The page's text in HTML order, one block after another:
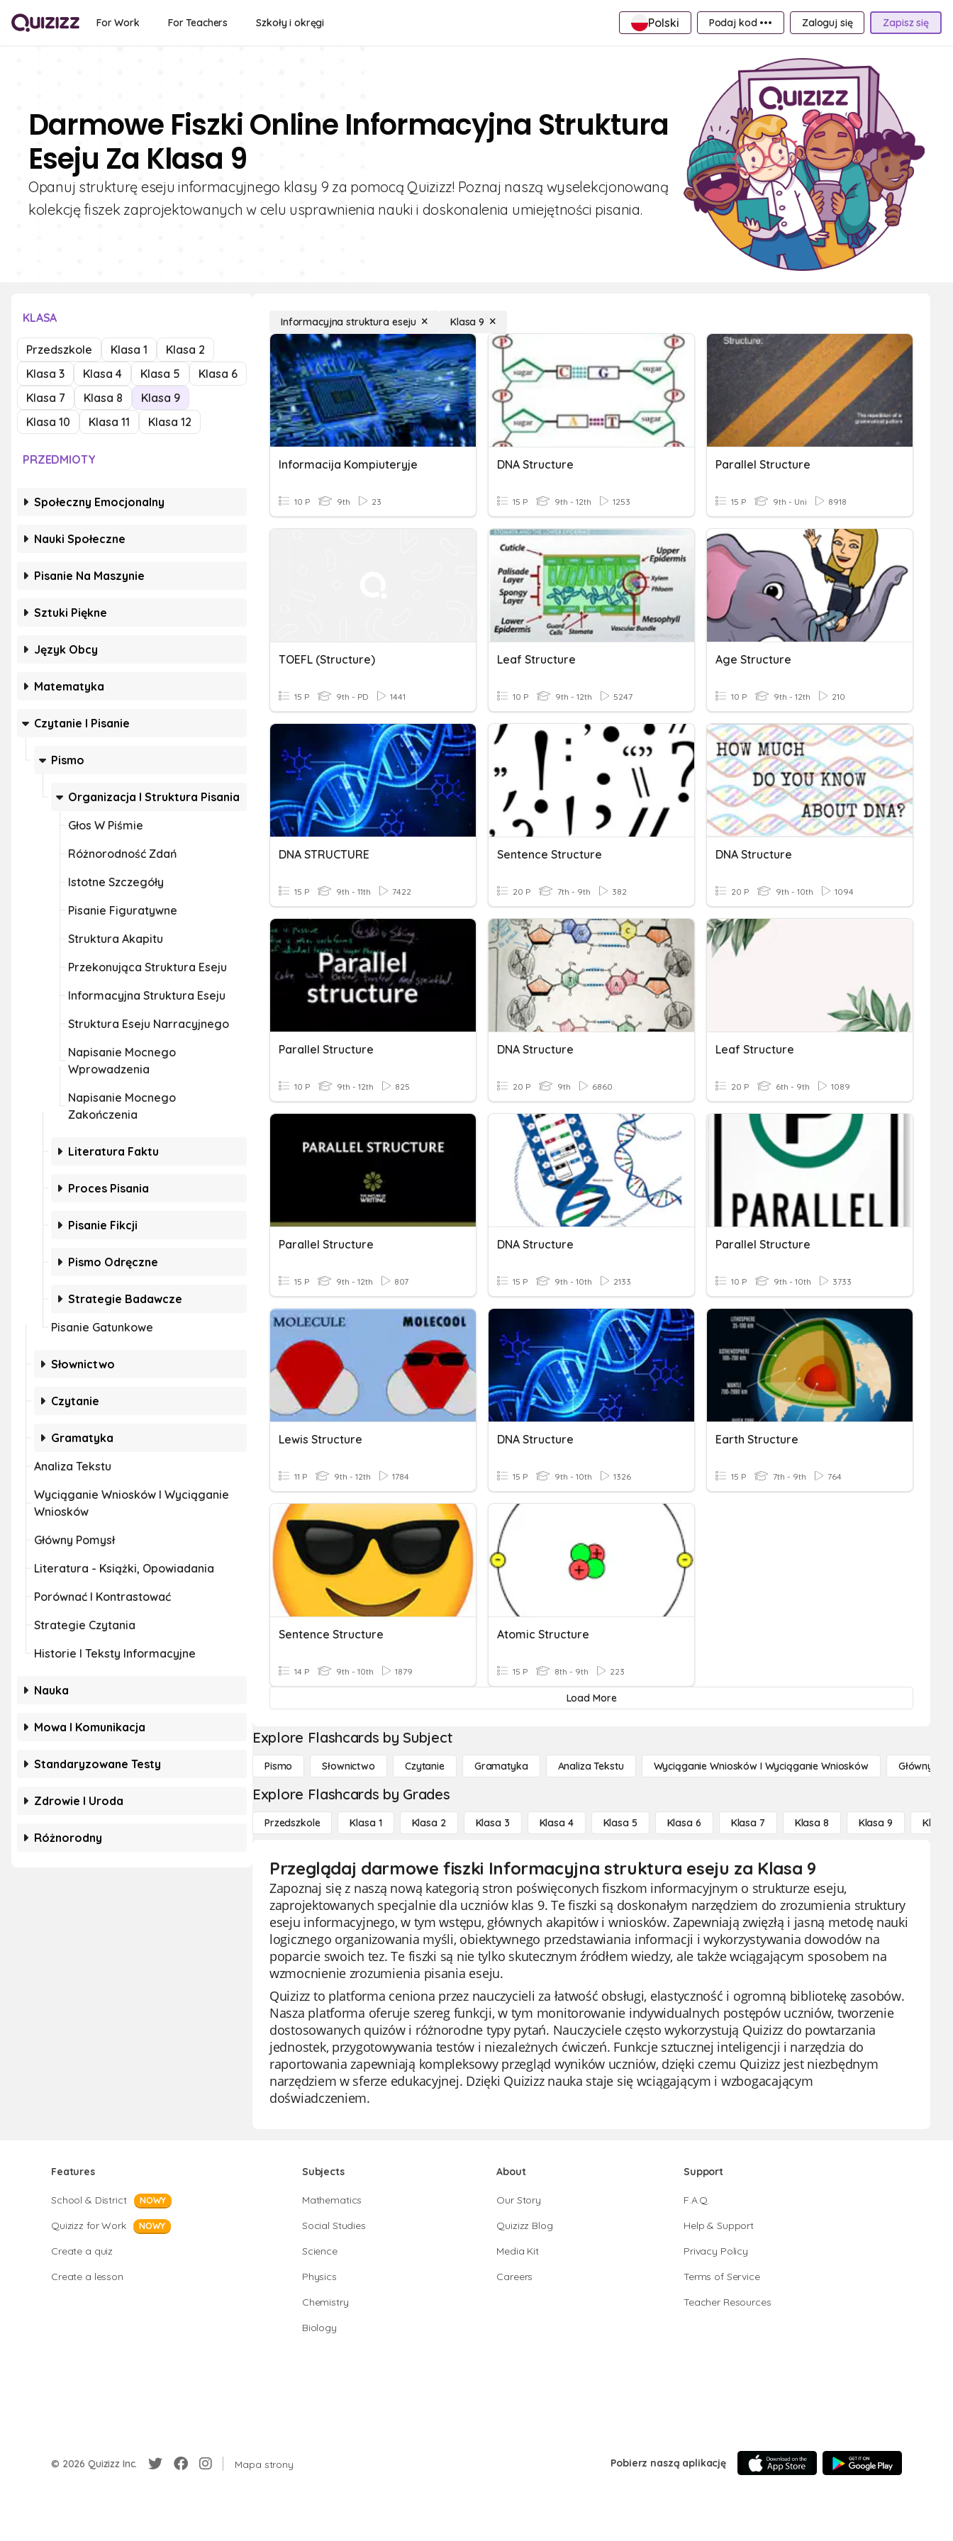
For Work For Teachers Szkoły i okręgi Polski Podaj kod ••• Zaloguj się Zapisz się
Darmowe Fiszki Online Informacyjna Struktura
Eseju Za Klasa 9
Opanuj strukturę eseju informacyjnego klasy 9 za pomocą Quizizz! Poznaj naszą wyselekcjonowaną
kolekcję fiszek zaprojektowanych w celu usprawnienia nauki i doskonalenia umiejętności pisania.
KLASA
Przedszkole Klasa 1
Klasa 2
Klasa 3
Klasa 4 Klasa 5
Klasa 6
Klasa 7
Klasa 8
Klasa 9
Klasa 10
Klasa 11 Klasa 12
PRZEDMIOTY
Społeczny Emocjonalny
Nauki Społeczne
Pisanie Na Maszynie
Sztuki Piękne
Język Obcy
Matematyka
Czytanie I Pisanie
Pismo
Organizacja I Struktura Pisania
Głos W Piśmie
Różnorodność Zdań
Istotne Szczegóły
Pisanie Figuratywne
Struktura Akapitu
Przekonująca Struktura Eseju
Informacyjna Struktura Eseju
Struktura Eseju Narracyjnego
Napisanie Mocnego
Wprowadzenia
Napisanie Mocnego
Zakończenia
Literatura Faktu
Proces Pisania
Pisanie Fikcji
Pismo Odręczne
Strategie Badawcze
Pisanie Gatunkowe
Słownictwo
Czytanie
Gramatyka
Analiza Tekstu
Wyciąganie Wniosków I Wyciąganie
Wniosków
Główny Pomysł
Literatura - Książki, Opowiadania
Porównać I Kontrastować
Strategie Czytania
Historie I Teksty Informacyjne
Nauka
Mowa I Komunikacja
Standaryzowane Testy
Zdrowie I Uroda
Różnorodny
Informacyjna struktura eseju Klasa 9
Informacija Kompiuteryje
10 P 9th 23
DNA Structure
15 P 9th - 12th 1253
Parallel Structure
15 P 9th - Uni 8918
TOEFL (Structure)
15 P 9th - PD 1441
Leaf Structure
10 P 9th - 12th 5247
Age Structure
10 P 9th - 12th 210
DNA STRUCTURE
15 P 9th - 11th 7422
Sentence Structure
20 P 7th - 9th 382
DNA Structure
20 P 9th - 10th 1094
Parallel Structure
10 P 9th - 12th 825
DNA Structure
20 P 9th 6860
Leaf Structure
20 P 6th - 9th 1089
Parallel Structure
15 P 9th - 12th 807
DNA Structure
15 P 9th - 10th 2133
Parallel Structure
10 P 9th - 10th 3733
Lewis Structure
11 P 9th - 12th 1784
DNA Structure
15 P 9th - 10th 1326
Earth Structure
15 P 7th - 9th 764
Sentence Structure
14 P 9th - 10th 1879
Atomic Structure
15 P 8th - 9th 223
Load More
Explore Flashcards by Subject
Pismo Słownictwo Czytanie Gramatyka Analiza Tekstu Wyciąganie Wniosków I Wyciąganie Wniosków Główny
Explore Flashcards by Grades
Przedszkole Klasa 1 Klasa 2 Klasa 3 Klasa 4 Klasa 5 Klasa 6 Klasa 7 Klasa 8 Klasa 9 Klasa
Przeglądaj darmowe fiszki Informacyjna struktura eseju za Klasa 9
Zapoznaj się z naszą nową kategorią stron poświęconych fiszkom informacyjnym o strukturze eseju,
zaprojektowanych specjalnie dla uczniów klas 9. Te fiszki są doskonałym narzędziem do zrozumienia struktury
eseju informacyjnego, w tym wstępu, głównych akapitów i wniosków. Zapewniają zwięzłą i jasną metodę nauki
logicznego organizowania myśli, obiektywnego przedstawiania informacji i wykorzystywania dowodów na
poparcie swoich tez. Te fiszki są nie tylko skutecznym źródłem wiedzy, ale także wciągającym sposobem na
wzmocnienie zrozumienia pisania eseju.
Quizizz to platforma ceniona przez nauczycieli za łatwość obsługi, elastyczność i ogromną bibliotekę zasobów.
Nasza platforma oferuje szereg funkcji, w tym monitorowanie indywidualnych postępów uczniów, tworzenie
dostosowanych quizów i różnorodne typy pytań. Nauczyciele często wykorzystują Quizizz do powtarzania
jednostek, przygotowywania testów i niezależnych ćwiczeń. Funkcje sztucznej inteligencji i narzędzia do
raportowania zapewniają kompleksowy przegląd wyników uczniów, dzięki czemu Quizizz jest niezbędnym
narzędziem w sferze edukacyjnej. Dzięki Quizizz nauka staje się wciągającym i wzbogacającym
doświadczeniem.
Features
School & District NOWY
Quizizz for Work NOWY
Create a quiz
Create a lesson
Subjects
Mathematics
Social Studies
Science
Physics
Chemistry
Biology
About
Our Story
Quizizz Blog
Media Kit
Careers
Support
F.A.Q.
Help & Support
Privacy Policy
Terms of Service
Teacher Resources
© 2026 Quizizz Inc. Mapa strony Pobierz naszą aplikację